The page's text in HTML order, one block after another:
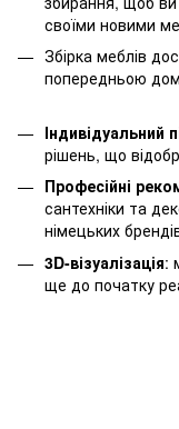
своїми новими
Збірка меблів
попередньою
Індивідуальний
рішень, що
Професійні
сантехніки та
німецьких
3D-візуалізація:
ще до початку